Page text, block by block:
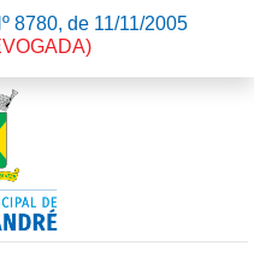
8780, de 11/11/2005